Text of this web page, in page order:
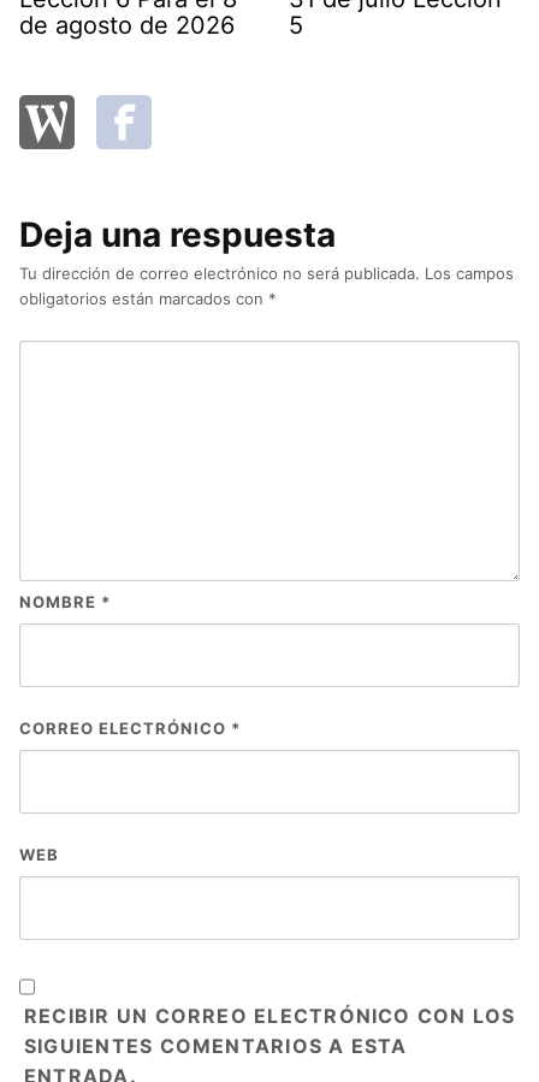
de agosto de 2026
5
Deja una respuesta
Tu dirección de correo electrónico no será publicada. Los campos
obligatorios están marcados con *
NOMBRE *
CORREO ELECTRÓNICO *
WEB
RECIBIR UN CORREO ELECTRÓNICO CON LOS
SIGUIENTES COMENTARIOS A ESTA
ENTRADA.